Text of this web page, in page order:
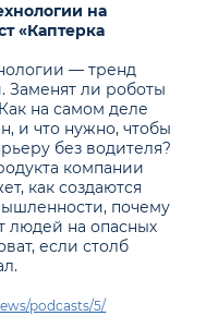
на
«Каптерка
— тренд
ли роботы
на самом деле
и что нужно, чтобы
без водителя?
компании
как создаются
почему
людей на опасных
если столб
podcasts/5/